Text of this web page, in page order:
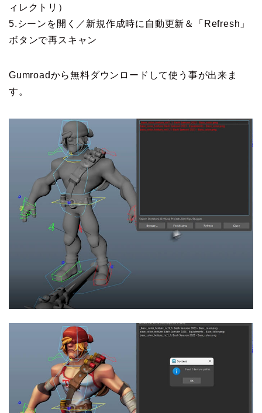
ィレクトリ）
5.シーンを開く／新規作成時に自動更新＆「Refresh」
ボタンで再スキャン
Gumroadから無料ダウンロードして使う事が出来ま
す。